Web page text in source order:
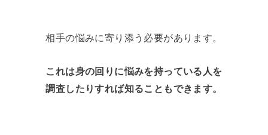
相手の悩みに寄り添う必要があります。
これは身の回りに悩みを持っている人を
調査したりすれば知ることもできます。